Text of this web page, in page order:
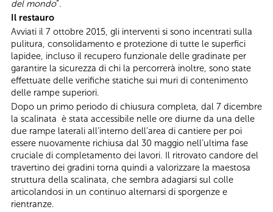
del mondo”.
Il restauro
Avviati il 7 ottobre 2015, gli interventi si sono incentrati sulla
pulitura, consolidamento e protezione di tutte le superfici
lapidee, incluso il recupero funzionale delle gradinate per
garantire la sicurezza di chi la percorrerà inoltre, sono state
effettuate delle verifiche statiche sui muri di contenimento
delle rampe superiori.
Dopo un primo periodo di chiusura completa, dal 7 dicembre
la scalinata è stata accessibile nelle ore diurne da una delle
due rampe laterali all’interno dell’area di cantiere per poi
essere nuovamente richiusa dal 30 maggio nell’ultima fase
cruciale di completamento dei lavori. Il ritrovato candore del
travertino dei gradini torna quindi a valorizzare la maestosa
struttura della scalinata, che sembra adagiarsi sul colle
articolandosi in un continuo alternarsi di sporgenze e
rientranze.